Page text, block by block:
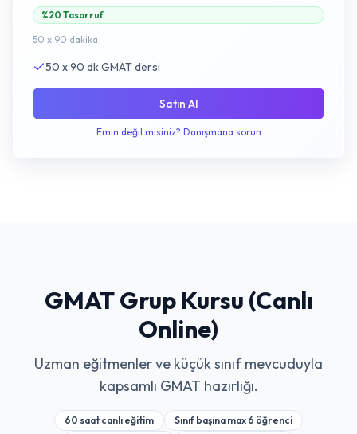
%20 Tasarruf
50 x 90 dakika
50 x 90 dk GMAT dersi
Satın Al
Emin değil misiniz? Danışmana sorun
GMAT Grup Kursu (Canlı
Online)
Uzman eğitmenler ve küçük sınıf mevcuduyla
kapsamlı GMAT hazırlığı.
60 saat canlı eğitim
Sınıf başına max 6 öğrenci